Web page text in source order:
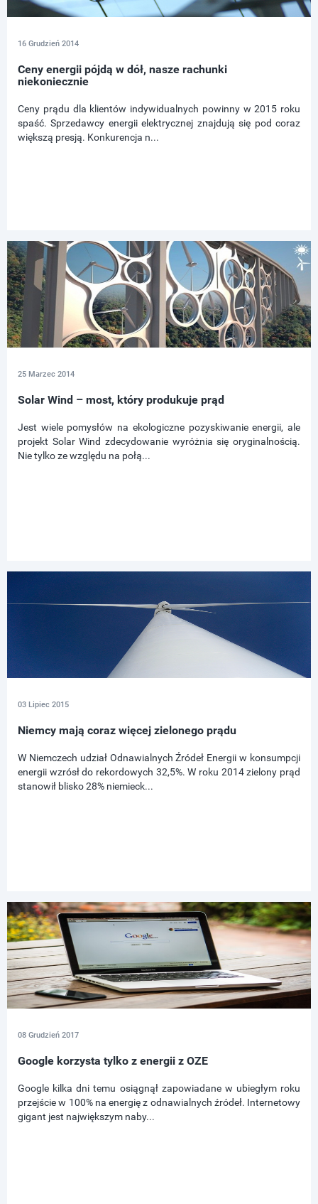
16 Grudzień 2014
Ceny energii pójdą w dół, nasze rachunki
niekoniecznie
Ceny prądu dla klientów indywidualnych powinny w 2015 roku
spaść. Sprzedawcy energii elektrycznej znajdują się pod coraz
większą presją. Konkurencja n...
25 Marzec 2014
Solar Wind – most, który produkuje prąd
Jest wiele pomysłów na ekologiczne pozyskiwanie energii, ale
projekt Solar Wind zdecydowanie wyróżnia się oryginalnością.
Nie tylko ze względu na połą...
03 Lipiec 2015
Niemcy mają coraz więcej zielonego prądu
W Niemczech udział Odnawialnych Źródeł Energii w konsumpcji
energii wzrósł do rekordowych 32,5%. W roku 2014 zielony prąd
stanowił blisko 28% niemieck...
08 Grudzień 2017
Google korzysta tylko z energii z OZE
Google kilka dni temu osiągnął zapowiadane w ubiegłym roku
przejście w 100% na energię z odnawialnych źródeł. Internetowy
gigant jest największym naby...